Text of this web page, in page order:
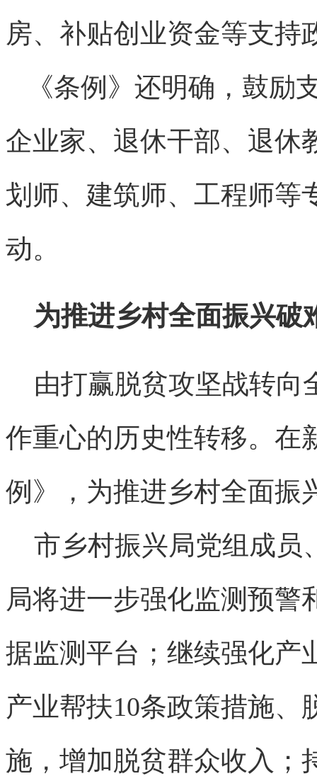
房、补贴创业资金等支持
《条例》还明确，鼓励
企业家、退休干部、退休
划师、建筑师、工程师等
动。
为推进乡村全面振兴破
由打赢脱贫攻坚战转向
作重心的历史性转移。在
例》，为推进乡村全面振
市乡村振兴局党组成员
局将进一步强化监测预警
据监测平台；继续强化产
产业帮扶10条政策措施、
施，增加脱贫群众收入；